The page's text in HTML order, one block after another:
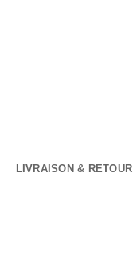
LIVRAISON & RETOUR